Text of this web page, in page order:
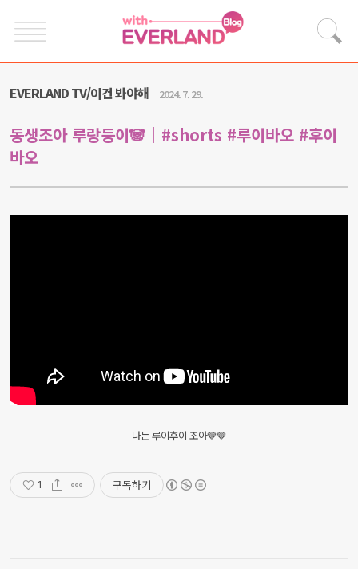
EVERLAND TV/이건 봐야해 2024. 7. 29.
동생조아 루랑둥이🐼│#shorts #루이바오 #후이
바오
나는 루이후이 조아🤎🤎
1 구독하기